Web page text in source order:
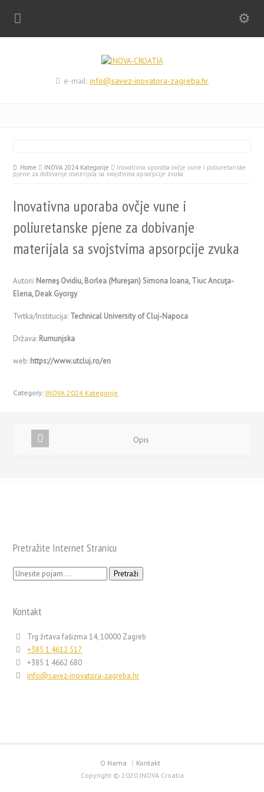
e-mail:info@savez-inovatora-zagreba.hr
Home INOVA 2024 Kategorije Inovativna uporaba ovčje vune i poliuretanske
pjene za dobivanje materijala sa svojstvima apsorpcije zvuka
Inovativna uporaba ovčje vune i
poliuretanske pjene za dobivanje
materijala sa svojstvima apsorpcije zvuka
Autori: Nemeş Ovidiu, Borlea (Mureşan) Simona Ioana, Tiuc Ancuţa-
Elena, Deak Gyorgy
Tvrtka/Institucija: Technical University of Cluj-Napoca
Država: Rumunjska
web: https://www.utcluj.ro/en
Category: INOVA 2024 Kategorije
Opis
Pretražite Internet Stranicu
Pretraži:
Kontakt
Trg žrtava fašizma 14, 10000 Zagreb
+385 1 4612 517
+385 1 4662 680
info@savez-inovatora-zagreba.hr
O Nama
Kontakt
Copyright © 2020 INOVA Croatia